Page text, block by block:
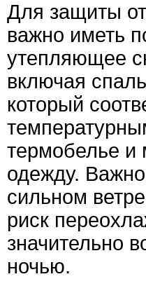
Для защиты
важно иметь
утепляющее
включая
который
термобелье и
одежду.
сильном
риск
значительно
ночью.